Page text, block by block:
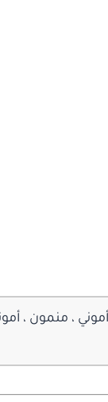
منمون ، أمونة ،